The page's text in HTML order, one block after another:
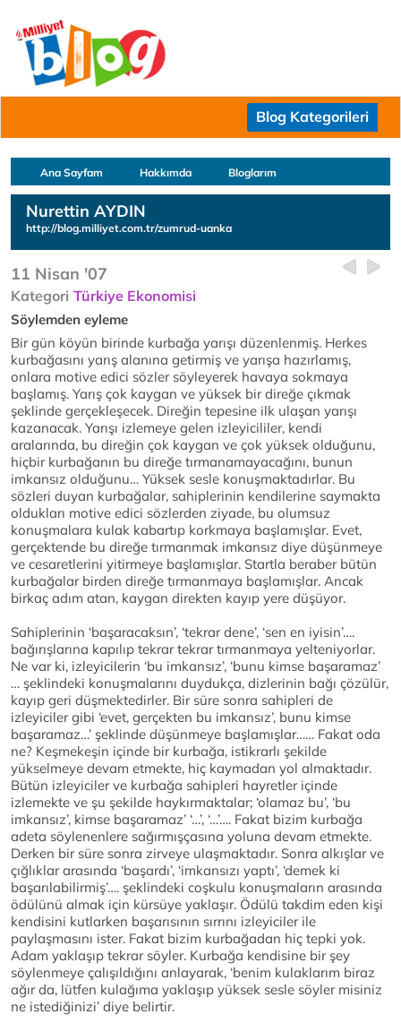
Blog Kategorileri
Ana Sayfam Hakkımda Bloglarım
Nurettin AYDIN
http://blog.milliyet.com.tr/zumrud-uanka
11 Nisan '07
Kategori Türkiye Ekonomisi
Söylemden eyleme
Bir gün köyün birinde kurbağa yarışı düzenlenmiş. Herkes
kurbağasını yarış alanına getirmiş ve yarışa hazırlamış,
onlara motive edici sözler söyleyerek havaya sokmaya
başlamış. Yarış çok kaygan ve yüksek bir direğe çıkmak
şeklinde gerçekleşecek. Direğin tepesine ilk ulaşan yarışı
kazanacak. Yarışı izlemeye gelen izleyicililer, kendi
aralarında, bu direğin çok kaygan ve çok yüksek olduğunu,
hiçbir kurbağanın bu direğe tırmanamayacağını, bunun
imkansız olduğunu… Yüksek sesle konuşmaktadırlar. Bu
sözleri duyan kurbağalar, sahiplerinin kendilerine saymakta
oldukları motive edici sözlerden ziyade, bu olumsuz
konuşmalara kulak kabartıp korkmaya başlamışlar. Evet,
gerçektende bu direğe tırmanmak imkansız diye düşünmeye
ve cesaretlerini yitirmeye başlamışlar. Startla beraber bütün
kurbağalar birden direğe tırmanmaya başlamışlar. Ancak
birkaç adım atan, kaygan direkten kayıp yere düşüyor.
Sahiplerinin ‘başaracaksın’, ‘tekrar dene’, ‘sen en iyisin’….
bağırışlarına kapılıp tekrar tekrar tırmanmaya yelteniyorlar.
Ne var ki, izleyicilerin ‘bu imkansız’, ‘bunu kimse başaramaz’
… şeklindeki konuşmalarını duydukça, dizlerinin bağı çözülür,
kayıp geri düşmektedirler. Bir süre sonra sahipleri de
izleyiciler gibi ‘evet, gerçekten bu imkansız’, bunu kimse
başaramaz…’ şeklinde düşünmeye başlamışlar…… Fakat oda
ne? Keşmekeşin içinde bir kurbağa, istikrarlı şekilde
yükselmeye devam etmekte, hiç kaymadan yol almaktadır.
Bütün izleyiciler ve kurbağa sahipleri hayretler içinde
izlemekte ve şu şekilde haykırmaktalar; ‘olamaz bu’, ‘bu
imkansız’, kimse başaramaz’ ‘…’, ‘…’…. Fakat bizim kurbağa
adeta söylenenlere sağırmışçasına yoluna devam etmekte.
Derken bir süre sonra zirveye ulaşmaktadır. Sonra alkışlar ve
çığlıklar arasında ‘başardı’, ‘imkansızı yaptı’, ‘demek ki
başarılabilirmiş’…. şeklindeki coşkulu konuşmaların arasında
ödülünü almak için kürsüye yaklaşır. Ödülü takdim eden kişi
kendisini kutlarken başarısının sırrını izleyiciler ile
paylaşmasını ister. Fakat bizim kurbağadan hiç tepki yok.
Adam yaklaşıp tekrar söyler. Kurbağa kendisine bir şey
söylenmeye çalışıldığını anlayarak, ‘benim kulaklarım biraz
ağır da, lütfen kulağıma yaklaşıp yüksek sesle söyler misiniz
ne istediğinizi’ diye belirtir.